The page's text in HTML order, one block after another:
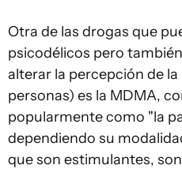
Otra de las drogas que
psicodélicos pero
alterar la percepción de la
personas) es la MDMA,
popularmente como "la
dependiendo su
que son estimulantes,